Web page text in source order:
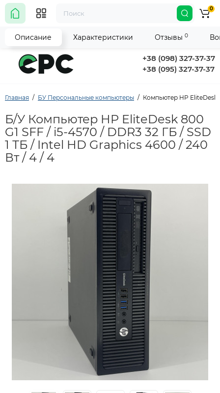
+38 (098) 327-37-37
+38 (095) 327-37-37
0
Главная БУ Персональные компьютеры Компьютер HP EliteDesk
Б/У Компьютер HP EliteDesk 800
G1 SFF / i5-4570 / DDR3 32 ГБ / SSD
1 ТБ / Intel HD Graphics 4600 / 240
Вт / 4 / 4
Описание Характеристики Отзывы 0